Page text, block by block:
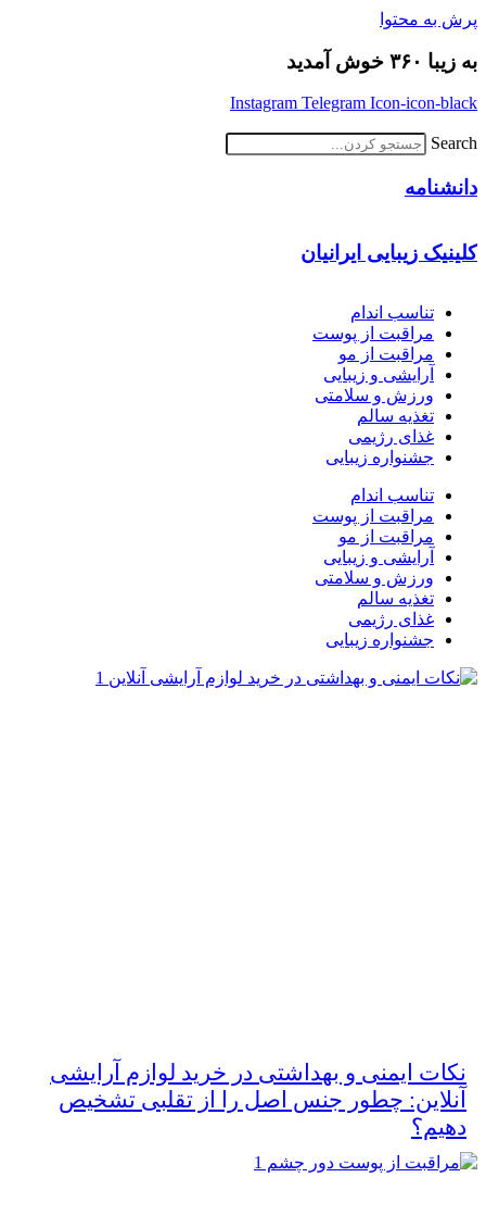
پرش به محتوا
به زیبا ۳۶۰ خوش آمدید
Instagram Telegram Icon-icon-black
Search
دانشنامه
کلینیک زیبایی ایرانیان
تناسب اندام
مراقبت از پوست
مراقبت از مو
آرایشی و زیبایی
ورزش و سلامتی
تغذیه سالم
غذای رژیمی
جشنواره زیبایی
تناسب اندام
مراقبت از پوست
مراقبت از مو
آرایشی و زیبایی
ورزش و سلامتی
تغذیه سالم
غذای رژیمی
جشنواره زیبایی
نکات ایمنی و بهداشتی در خرید لوازم آرایشی
آنلاین: چطور جنس اصل را از تقلبی تشخیص
دهیم؟